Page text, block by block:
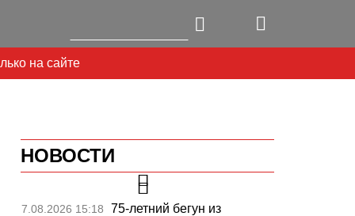
на сайте
НОВОСТИ
7.08.2026 15:18
75-летний бегун из